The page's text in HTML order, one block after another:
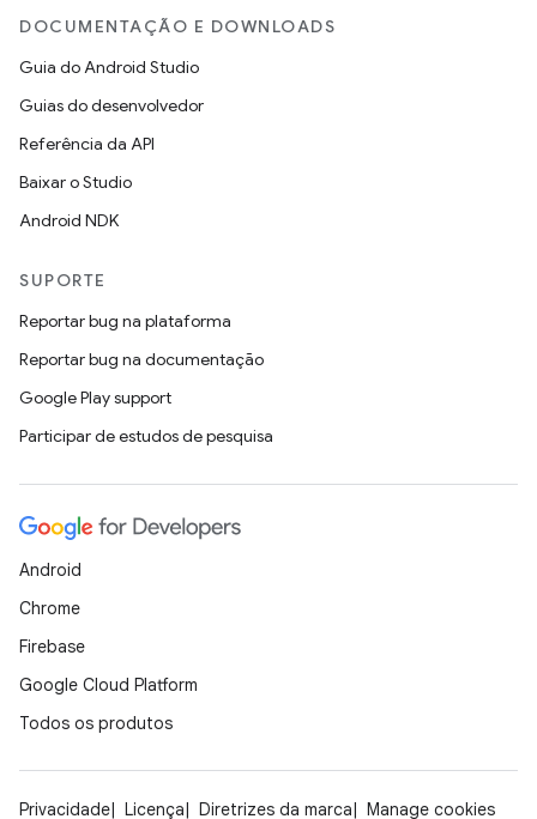
DOCUMENTAÇÃO E DOWNLOADS
Guia do Android Studio
Guias do desenvolvedor
Referência da API
Baixar o Studio
Android NDK
SUPORTE
Reportar bug na plataforma
Reportar bug na documentação
Google Play support
Participar de estudos de pesquisa
Android
Chrome
Firebase
Google Cloud Platform
Todos os produtos
Privacidade Licença Diretrizes da marca Manage cookies